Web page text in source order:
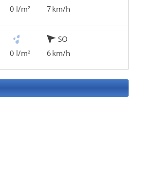
0 l/m²
7 km/h
0 l/m²
SO
6 km/h